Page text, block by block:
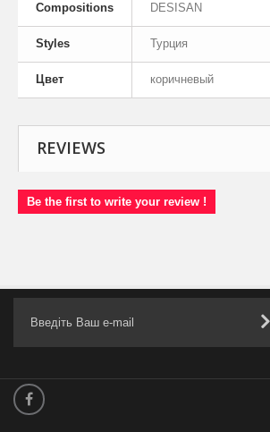
Compositions DESISAN
Styles Турция
Цвет коричневый
REVIEWS
Be the first to write your review !